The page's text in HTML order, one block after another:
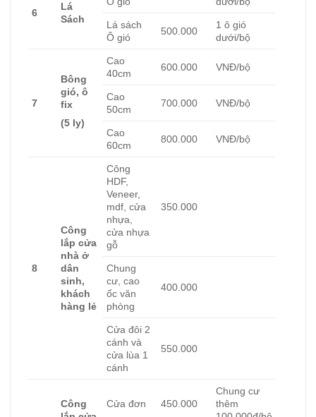
6
Lá
Sách
Lá sách
Ô gió
500.000
1 ô gió
dưới/bộ
7
Bông
gió, ô
fix
(5 ly)
Cao
40cm
600.000 VNĐ/bộ
Cao
50cm
700.000 VNĐ/bộ
Cao
60cm
800.000 VNĐ/bộ
8
Công
lắp cửa
nhà ở
dân
sinh,
khách
hàng lẻ
Công
HDF,
Veneer,
mdf, cửa
nhựa,
cửa nhựa
gỗ
350.000
Chung
cư, cao
ốc văn
phòng
400.000
Cửa đôi 2
cánh và
cửa lùa 1
cánh
550.000
Công
Cửa đơn 450.000
Chung cư
thêm